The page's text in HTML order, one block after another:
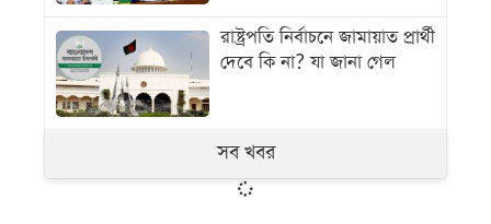
রাষ্ট্রপতি নির্বাচনে জামায়াত প্রার্থী
দেবে কি না? যা জানা গেল
সব খবর